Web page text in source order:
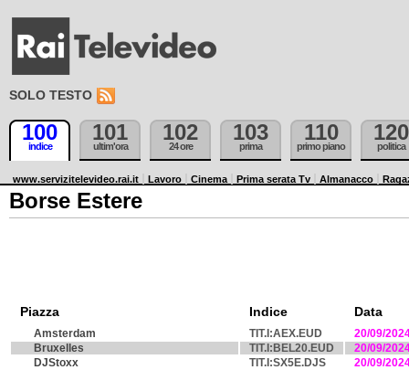
SOLO TESTO
100
indice
101
ultim'ora
102
24 ore
103
prima
110
primo piano
120
politica
www.servizitelevideo.rai.it Lavoro Cinema Prima serata Tv Almanacco
Borse Estere
Piazza Indice Data
Amsterdam TIT.I:AEX.EUD
20/09/
Bruxelles
TIT.I:BEL20.EUD
20/09/
DJStoxx
TIT.I:SX5E.DJS
20/09/